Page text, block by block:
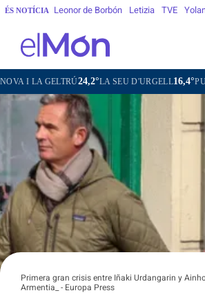
ÉS NOTÍCIA Leonor de Borbón Letizia TVE
GELTRÚ24,2°LA SEU D'URGELL16,4°
Primera gran crisis entre Iñaki Urdangarin y
Armentia_ - Europa Press